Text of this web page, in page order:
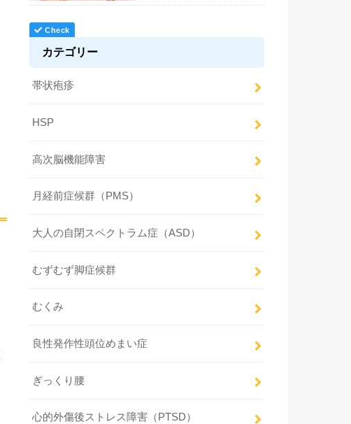
カテゴリー
帯状疱疹
HSP
高次脳機能障害
月経前症候群（PMS）
大人の自閉スペクトラム症（ASD）
むずむず脚症候群
むくみ
良性発作性頭位めまい症
ぎっくり腰
心的外傷後ストレス障害（PTSD）